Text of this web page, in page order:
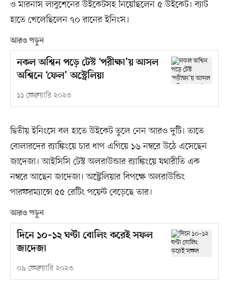
ও মারনাস লাবুশেনের উইকেটসহ নিয়েছিলেন ৫ উইকেট। ব্যাট
হাতে খেলেছিলেন ৭০ রানের ইনিংস।
আরও পড়ুন
নকল অশ্বিন পড়ে টেস্ট ‘পরীক্ষা’য় আসল
অশ্বিনে ‘ফেল’ অস্ট্রেলিয়া
১১ ফেব্রুয়ারি ২০২৩
দ্বিতীয় ইনিংসে বল হাতে উইকেট তুলে নেন আরও দুটি। তাতে
বোলারদের র‍্যাঙ্কিংয়ে চার ধাপ এগিয়ে ১৬ নম্বরে উঠে এসেছেন
জাদেজা। আইসিসি টেস্ট অলরাউন্ডার র‍্যাঙ্কিংয়ে যথারীতি এক
নম্বরে আছেন জাদেজা। অস্ট্রেলিয়ার বিপক্ষে অলরাউন্ডিং
পারফরম্যান্সে ৫৫ রেটিং পয়েন্ট বেড়েছে তার।
আরও পড়ুন
দিনে ১০–১২ ঘণ্টা বোলিং করেই সফল
জাদেজা
০৯ ফেব্রুয়ারি ২০২৩